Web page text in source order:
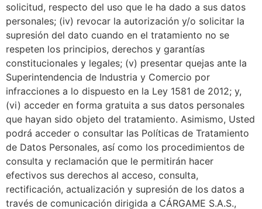
solicitud, respecto del uso que le ha dado a sus datos
personales; (iv) revocar la autorización y/o solicitar la
supresión del dato cuando en el tratamiento no se
respeten los principios, derechos y garantías
constitucionales y legales; (v) presentar quejas ante la
Superintendencia de Industria y Comercio por
infracciones a lo dispuesto en la Ley 1581 de 2012; y,
(vi) acceder en forma gratuita a sus datos personales
que hayan sido objeto del tratamiento. Asimismo, Usted
podrá acceder o consultar las Políticas de Tratamiento
de Datos Personales, así como los procedimientos de
consulta y reclamación que le permitirán hacer
efectivos sus derechos al acceso, consulta,
rectificación, actualización y supresión de los datos a
través de comunicación dirigida a CÁRGAME S.A.S.,